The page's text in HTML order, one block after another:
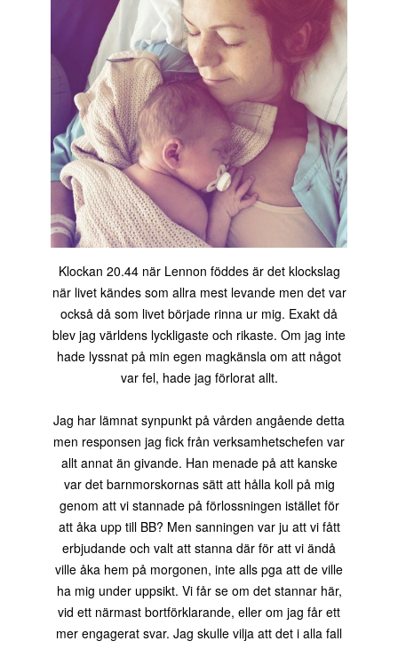
Klockan 20.44 när Lennon föddes är det klockslag
när livet kändes som allra mest levande men det var
också då som livet började rinna ur mig. Exakt då
blev jag världens lyckligaste och rikaste. Om jag inte
hade lyssnat på min egen magkänsla om att något
var fel, hade jag förlorat allt.
Jag har lämnat synpunkt på vården angående detta
men responsen jag fick från verksamhetschefen var
allt annat än givande. Han menade på att kanske
var det barnmorskornas sätt att hålla koll på mig
genom att vi stannade på förlossningen istället för
att åka upp till BB? Men sanningen var ju att vi fått
erbjudande och valt att stanna där för att vi ändå
ville åka hem på morgonen, inte alls pga att de ville
ha mig under uppsikt. Vi får se om det stannar här,
vid ett närmast bortförklarande, eller om jag får ett
mer engagerat svar. Jag skulle vilja att det i alla fall